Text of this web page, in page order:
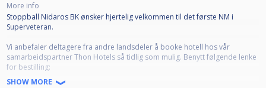
More info
Stoppball Nidaros BK ønsker hjertelig velkommen til det første NM i
Superveteran.
Vi anbefaler deltagere fra andre landsdeler å booke hotell hos vår
samarbeidspartner Thon Hotels så tidlig som mulig. Benytt følgende lenke
for bestilling:
http://www.thonhotels.no/?firma=TH105903
SHOW MORE